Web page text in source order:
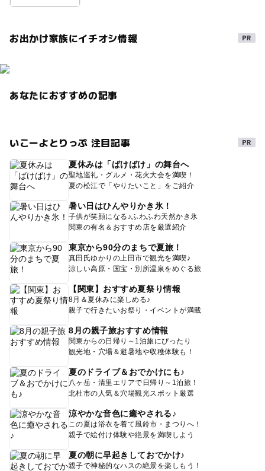
お出かけ家族にイチオシ情報
あなたにおすすめの記事
いこーよとりっぷ 注目記事
夏休みは「ばけばけ」の舞台へ
聖地巡礼・グルメ・花火大会を満喫！
夏の松江で「やりたいこと」をご紹介
暑い日はひんやりかき氷！
子供が笑顔になる♪ふわふわ天然かき氷
関東の有名＆おすすめ店を厳選紹介
東京から90分のまちで夏旅！
真田氏ゆかりの上田市で観光を満喫♪
涼しい高原・国宝・別所温泉をめぐる旅
【関東】おすすめ夏祭り情報
8月＆夏休みに楽しめる♪
親子で行きたいお祭り・イベントが満載
8月の親子旅おすすめ情報
関東からの日帰り～1泊旅にぴったり
観光地・穴場＆避暑地や収穫体験も！
夏のドライブ＆おでかけにも♪
八ヶ岳・清里エリアで日帰り～1泊旅！
北杜市の人気＆穴場観光スポット厳選
涼やかな音色に癒やされる♪
この夏は浴衣を着て風鈴市・まつりへ！
親子で絵付け体験や絶景を満喫しよう
夏の朝に早起きしておでかけ♪
親子で神秘的なハスの絶景を楽しもう！